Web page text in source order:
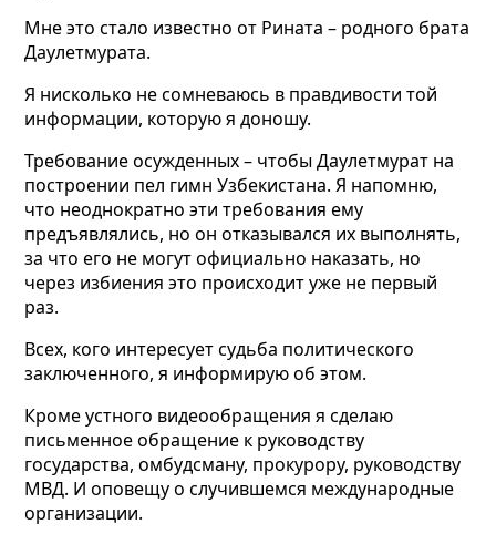
Мне это стало известно от Рината – родного брата
Даулетмурата.
Я нисколько не сомневаюсь в правдивости той
информации, которую я доношу.
Требование осужденных – чтобы Даулетмурат на
построении пел гимн Узбекистана. Я напомню,
что неоднократно эти требования ему
предъявлялись, но он отказывался их выполнять,
за что его не могут официально наказать, но
через избиения это происходит уже не первый
раз.
Всех, кого интересует судьба политического
заключенного, я информирую об этом.
Кроме устного видеообращения я сделаю
письменное обращение к руководству
государства, омбудсману, прокурору, руководству
МВД. И оповещу о случившемся международные
организации.